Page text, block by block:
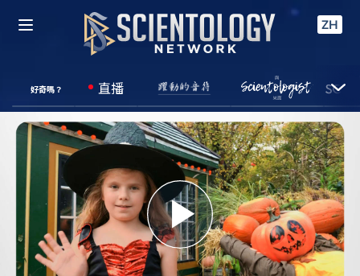
ZH
好奇嗎？ 直播
Play